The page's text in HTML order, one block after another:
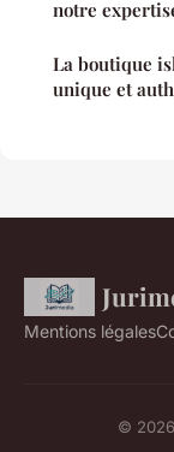
notre
La boutique
unique et
Mentions légales
©